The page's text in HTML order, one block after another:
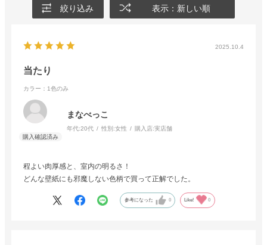
絞り込み 表示：新しい順
2025.10.4
当たり
カラー：1色のみ
まなべっこ
年代:20代 性別:女性 購入店:実店舗
程よい肉厚感と、室内の明るさ！
どんな壁紙にも邪魔しない色柄で買って正解でした。
参考になった 0 Like! 0